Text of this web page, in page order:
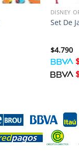
DISNEY
Set De
$4.790